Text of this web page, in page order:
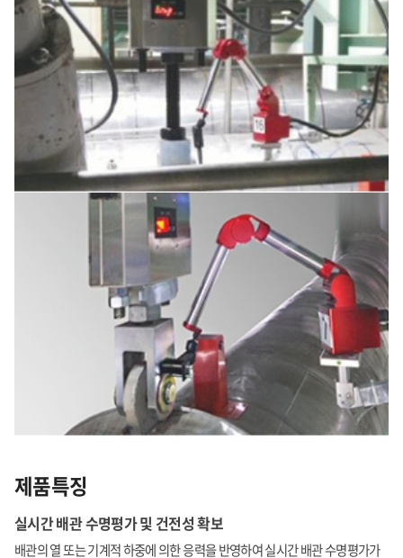
제품특징
실시간 배관 수명평가 및 건전성 확보
배관의 열 또는 기계적 하중에 의한 응력을 반영하여 실시간 배관 수명평가가